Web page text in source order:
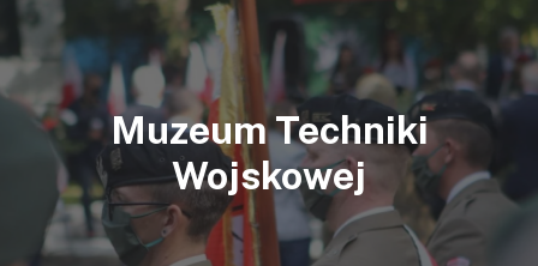
Muzeum Techniki
Wojskowej